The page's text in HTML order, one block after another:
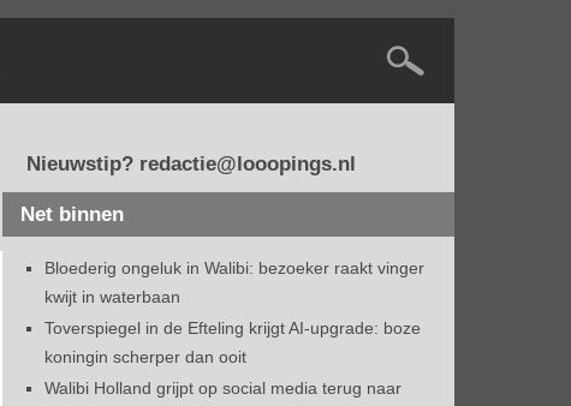
Nieuwstip? redactie@looopings.nl
Net binnen
Bloederig ongeluk in Walibi: bezoeker raakt vinger
kwijt in waterbaan
Toverspiegel in de Efteling krijgt AI-upgrade: boze
koningin scherper dan ooit
Walibi Holland grijpt op social media terug naar